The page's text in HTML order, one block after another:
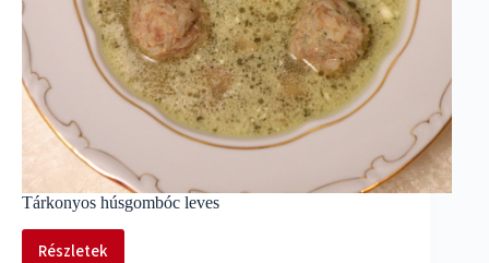
Tárkonyos húsgombóc leves
Részletek